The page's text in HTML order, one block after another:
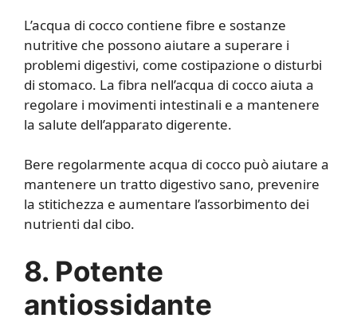
L’acqua di cocco contiene fibre e sostanze
nutritive che possono aiutare a superare i
problemi digestivi, come costipazione o disturbi
di stomaco. La fibra nell’acqua di cocco aiuta a
regolare i movimenti intestinali e a mantenere
la salute dell’apparato digerente.
Bere regolarmente acqua di cocco può aiutare a
mantenere un tratto digestivo sano, prevenire
la stitichezza e aumentare l’assorbimento dei
nutrienti dal cibo.
8. Potente
antiossidante